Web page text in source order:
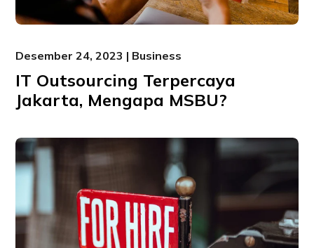
Desember 24, 2023 | Business
IT Outsourcing Terpercaya
Jakarta, Mengapa MSBU?